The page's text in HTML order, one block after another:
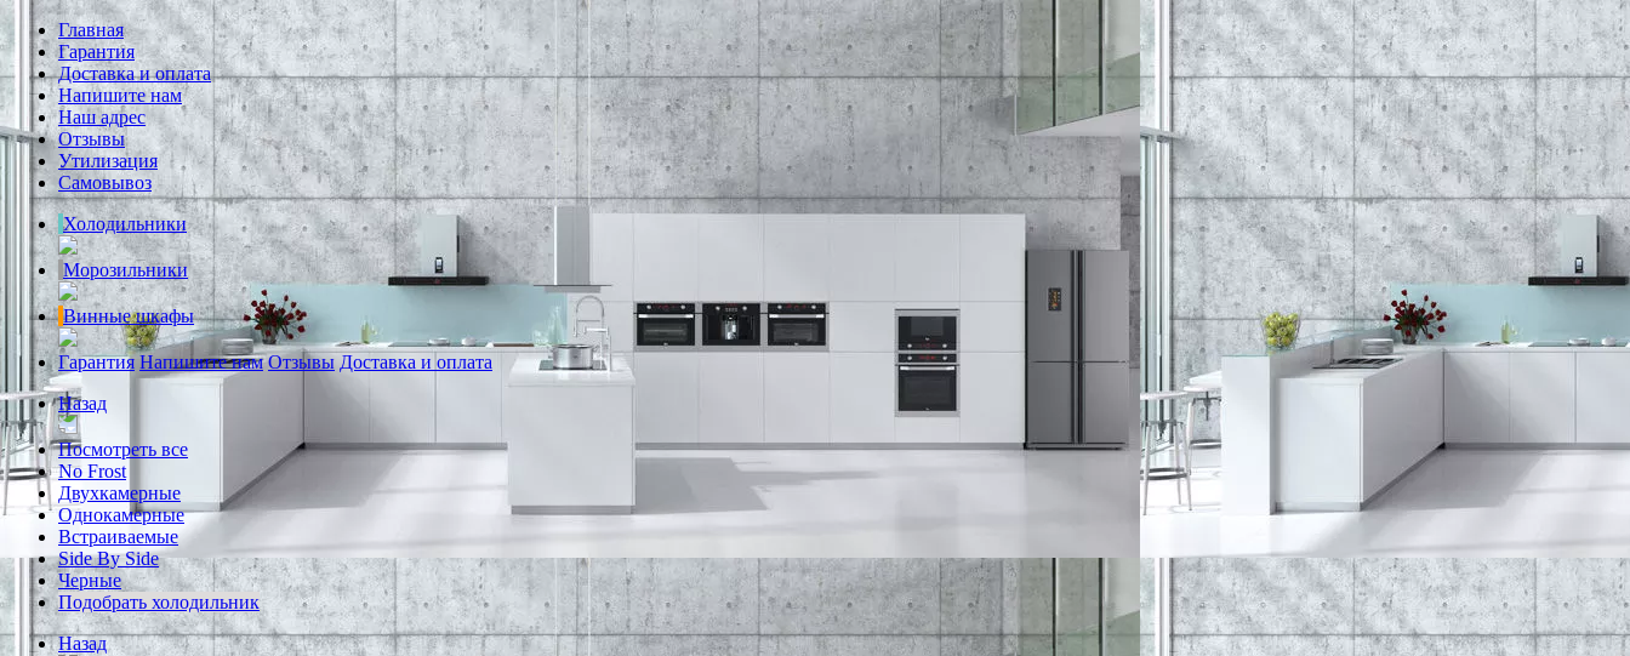
Главная
Гарантия
Доставка и оплата
Напишите нам
Наш адрес
Отзывы
Утилизация
Самовывоз
Холодильники
Морозильники
Винные шкафы
Гарантия Напишите нам Отзывы Доставка и оплата
Назад
Посмотреть все
No Frost
Двухкамерные
Однокамерные
Встраиваемые
Side By Side
Черные
Подобрать холодильник
Назад